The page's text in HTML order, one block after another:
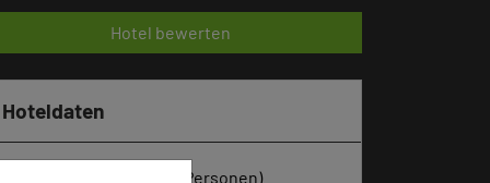
Hotel bewerten
Hoteldaten
Max. Tagungskapazität (Personen)